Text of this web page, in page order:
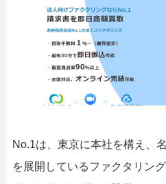
No.1は、東京に本社を構え、
を展開しているファクタリン